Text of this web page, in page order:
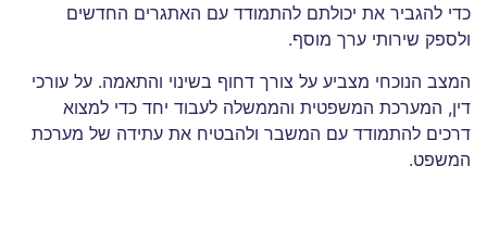
כדי להגביר את יכולתם להתמודד עם האתגרים החדשים
ולספק שירותי ערך מוסף.
המצב הנוכחי מצביע על צורך דחוף בשינוי והתאמה. על עורכי
דין, המערכת המשפטית והממשלה לעבוד יחד כדי למצוא
דרכים להתמודד עם המשבר ולהבטיח את עתידה של מערכת
המשפט.